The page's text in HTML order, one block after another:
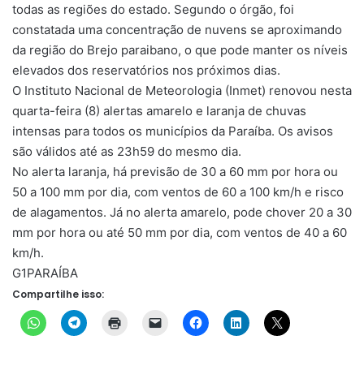
todas as regiões do estado. Segundo o órgão, foi
constatada uma concentração de nuvens se aproximando
da região do Brejo paraibano, o que pode manter os níveis
elevados dos reservatórios nos próximos dias.
O Instituto Nacional de Meteorologia (Inmet) renovou nesta
quarta-feira (8) alertas amarelo e laranja de chuvas
intensas para todos os municípios da Paraíba. Os avisos
são válidos até as 23h59 do mesmo dia.
No alerta laranja, há previsão de 30 a 60 mm por hora ou
50 a 100 mm por dia, com ventos de 60 a 100 km/h e risco
de alagamentos. Já no alerta amarelo, pode chover 20 a 30
mm por hora ou até 50 mm por dia, com ventos de 40 a 60
km/h.
G1PARAÍBA
Compartilhe isso: